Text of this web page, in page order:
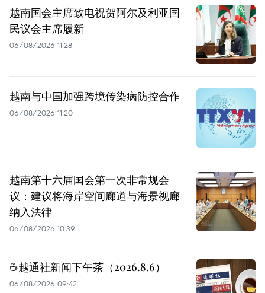
越南国会主席致电祝贺阿尔及利亚国
民议会主席履新
06/08/2026 11:28
越南与中国加强跨境传染病防控合作
06/08/2026 11:20
越南第十六届国会第一次非常规会
议：建议将海岸空间廊道与海景视廊
纳入法律
06/08/2026 10:39
☕️越通社新闻下午茶（2026.8.6）
06/08/2026 09:42